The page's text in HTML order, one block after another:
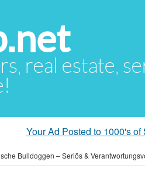
real estate,
Your Ad Posted to 1000's
Bulldoggen – Seriös &